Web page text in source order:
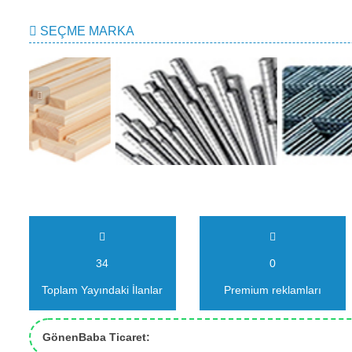
SEÇME MARKA
34
Toplam Yayındaki İlanlar
0
Premium reklamları
GönenBaba Ticaret: